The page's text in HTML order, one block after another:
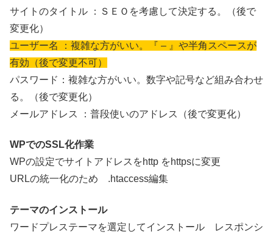
サイトのタイトル ：ＳＥＯを考慮して決定する。（後で
変更化）
ユーザー名 ：複雑な方がいい。『 – 』や半角スペースが
有効（後で変更不可）
パスワード：複雑な方がいい。数字や記号など組み合わせ
る。（後で変更化）
メールアドレス ：普段使いのアドレス（後で変更化）
WPでのSSL化作業
WPの設定でサイトアドレスをhttp をhttpsに変更
URLの統一化のため .htaccess編集
テーマのインストール
ワードプレステーマを選定してインストール レスポンシ